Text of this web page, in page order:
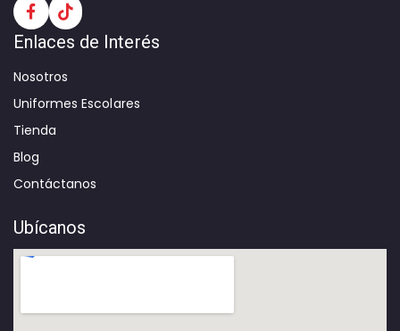
Enlaces de Interés
Nosotros
Uniformes Escolares
Tienda
Blog
Contáctanos
Ubícanos